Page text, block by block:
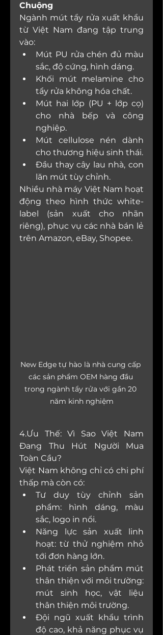
Chuộng
Ngành mút tẩy rửa xuất khẩu
từ Việt Nam đang tập trung
vào:
Mút PU rửa chén đủ màu
sắc, độ cứng, hình dáng.
Khối mút melamine cho
tẩy rửa không hóa chất.
Mút hai lớp (PU + lớp cọ)
cho nhà bếp và công
nghiệp.
Mút cellulose nén dành
cho thương hiệu sinh thái.
Đầu thay cây lau nhà, con
lăn mút tùy chỉnh.
Nhiều nhà máy Việt Nam hoạt
động theo hình thức white-
label (sản xuất cho nhãn
riêng), phục vụ các nhà bán lẻ
trên Amazon, eBay, Shopee.
New Edge tự hào là nhà cung cấp
các sản phẩm OEM hàng đầu
trong ngành tẩy rửa với gần 20
năm kinh nghiệm
4.Ưu Thế: Vì Sao Việt Nam
Đang Thu Hút Người Mua
Toàn Cầu?
Việt Nam không chỉ có chi phí
thấp mà còn có:
Tư duy tùy chỉnh sản
phẩm: hình dáng, màu
sắc, logo in nổi.
Năng lực sản xuất linh
hoạt: từ thử nghiệm nhỏ
tới đơn hàng lớn.
Phát triển sản phẩm mút
thân thiện với môi trường:
mút sinh học, vật liệu
thân thiện môi trường.
Đội ngũ xuất khẩu trình
độ cao, khả năng phục vụ